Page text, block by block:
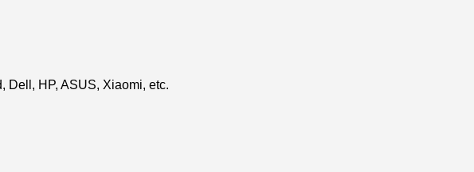
Dell, HP, ASUS, Xiaomi, etc.